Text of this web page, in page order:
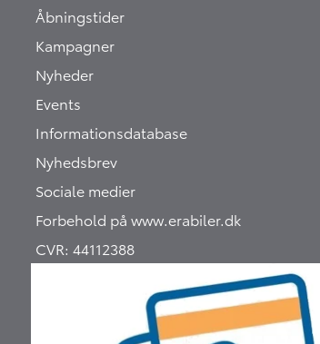
Åbningstider
Kampagner
Nyheder
Events
Informationsdatabase
Nyhedsbrev
Sociale medier
Forbehold påwww.erabiler.dk
CVR:44112388